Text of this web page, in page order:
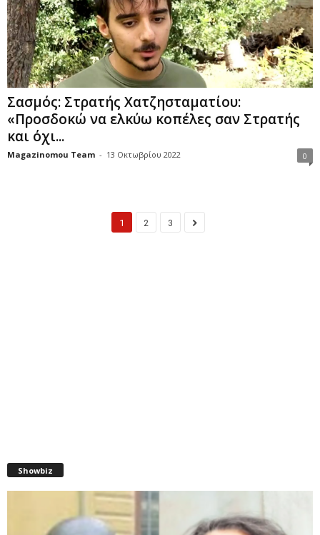
Σασμός: Στρατής Χατζησταματίου:
«Προσδοκώ να ελκύω κοπέλες σαν Στρατής
και όχι...
Magazinomou Team - 13 Οκτωβρίου 2022 0
1 2 3
Showbiz